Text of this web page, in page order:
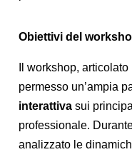
Obiettivi del
Il workshop,
permesso un’ampia
interattiva sui
professionale.
analizzato le